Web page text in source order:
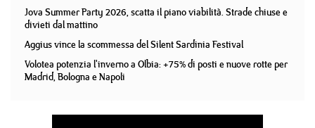
Jova Summer Party 2026, scatta il piano viabilità. Strade chiuse e
divieti dal mattino
Aggius vince la scommessa del Silent Sardinia Festival
Volotea potenzia l'inverno a Olbia: +75% di posti e nuove rotte per
Madrid, Bologna e Napoli